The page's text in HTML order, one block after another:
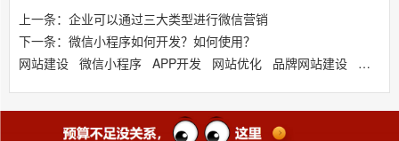
上一条：企业可以通过三大类型进行微信营销
下一条：微信小程序如何开发？如何使用？
网站建设 微信小程序 APP开发 网站优化 品牌网站建设 响应